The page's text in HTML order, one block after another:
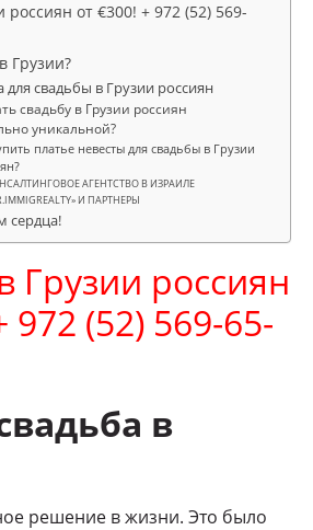
россиян от €300! + 972 (52) 569-
Грузии?
свадьбы в Грузии россиян
свадьбу в Грузии россиян
уникальной?
платье невесты для свадьбы в Грузии
АГЕНТСТВО В ИЗРАИЛЕ
И ПАРТНЕРЫ
сердца!
Грузии россиян
972 (52) 569-65-
в
решение в жизни. Это было